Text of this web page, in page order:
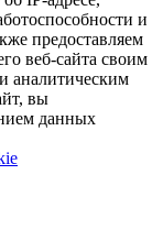
и
предоставляем
веб-сайта своим
аналитическим
вы
данных